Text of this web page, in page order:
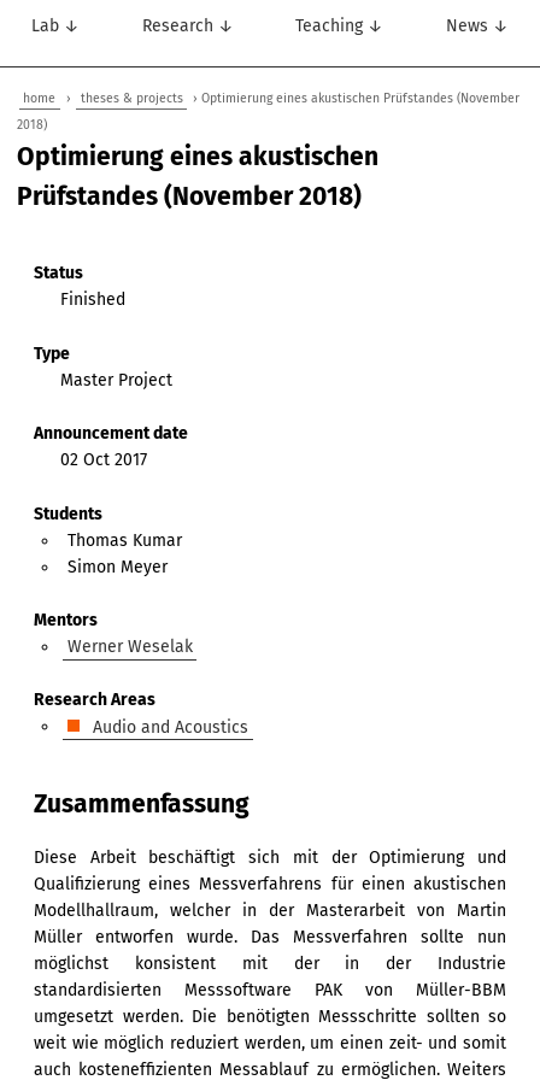
Lab ↓ Research ↓ Teaching ↓ News ↓
home › theses & projects
› Optimierung eines akustischen Prüfstandes (November
2018)
Optimierung eines akustischen
Prüfstandes (November 2018)
Status
Finished
Type
Master Project
Announcement date
02 Oct 2017
Students
Thomas Kumar
Simon Meyer
Mentors
Werner Weselak
Research Areas
Audio and Acoustics
Zusammenfassung
Diese Arbeit beschäftigt sich mit der Optimierung und
Qualifizierung eines Messverfahrens für einen akustischen
Modellhallraum, welcher in der Masterarbeit von Martin
Müller entworfen wurde. Das Messverfahren sollte nun
möglichst konsistent mit der in der Industrie
standardisierten Messsoftware PAK von Müller-BBM
umgesetzt werden. Die benötigten Messschritte sollten so
weit wie möglich reduziert werden, um einen zeit- und somit
auch kosteneffizienten Messablauf zu ermöglichen. Weiters